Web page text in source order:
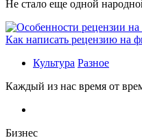
Не стало еще одной
Как написать рецензию на
Культура Разное
Каждый из нас время от
Бизнес